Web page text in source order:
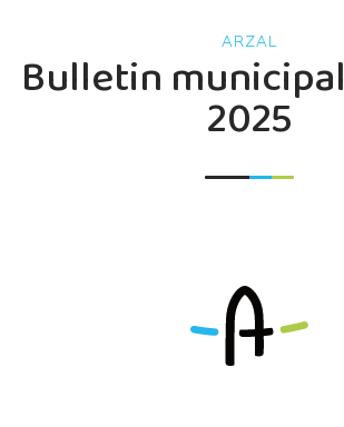
Bulletin
2025